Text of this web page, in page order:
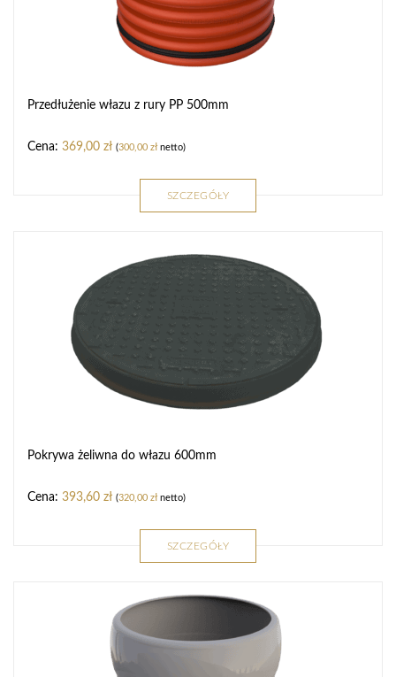
Przedłużenie włazu z rury PP 500mm
369,00 zł (300,00 złnetto)
SZCZEGÓŁY
Pokrywa żeliwna do włazu 600mm
393,60 zł (320,00 złnetto)
SZCZEGÓŁY